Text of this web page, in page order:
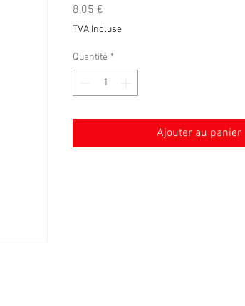
8,05 €
TVA Incluse
Quantité *
Ajouter au panier